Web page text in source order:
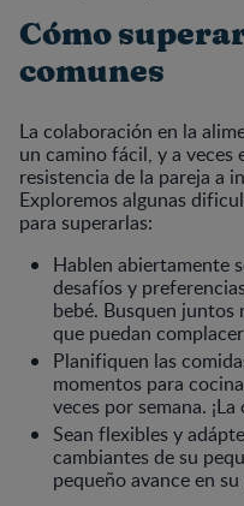
Cómo
comunes
La colaboración en la
un camino fácil, y a veces
resistencia de la pareja a
Exploremos algunas
para superarlas:
Hablen abiertamente
desafíos y
bebé. Busquen juntos
que puedan
Planifiquen las
momentos para
veces por semana.
Sean flexibles y
cambiantes de su
pequeño avance en